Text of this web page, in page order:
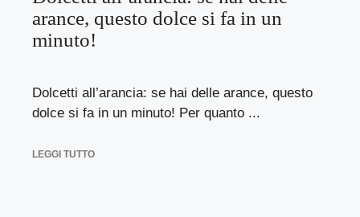
arance, questo dolce si fa in un
minuto!
Dolcetti all’arancia: se hai delle arance, questo
dolce si fa in un minuto! Per quanto ...
LEGGI TUTTO